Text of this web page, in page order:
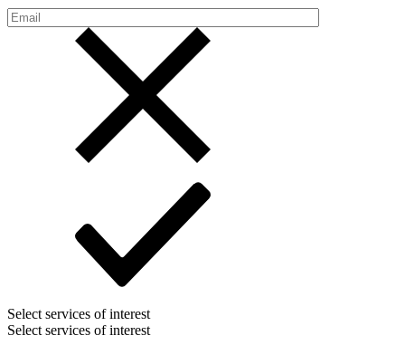
Select services of interest
Select services of interest